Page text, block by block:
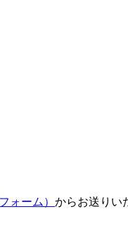
ォーム） からお送りい